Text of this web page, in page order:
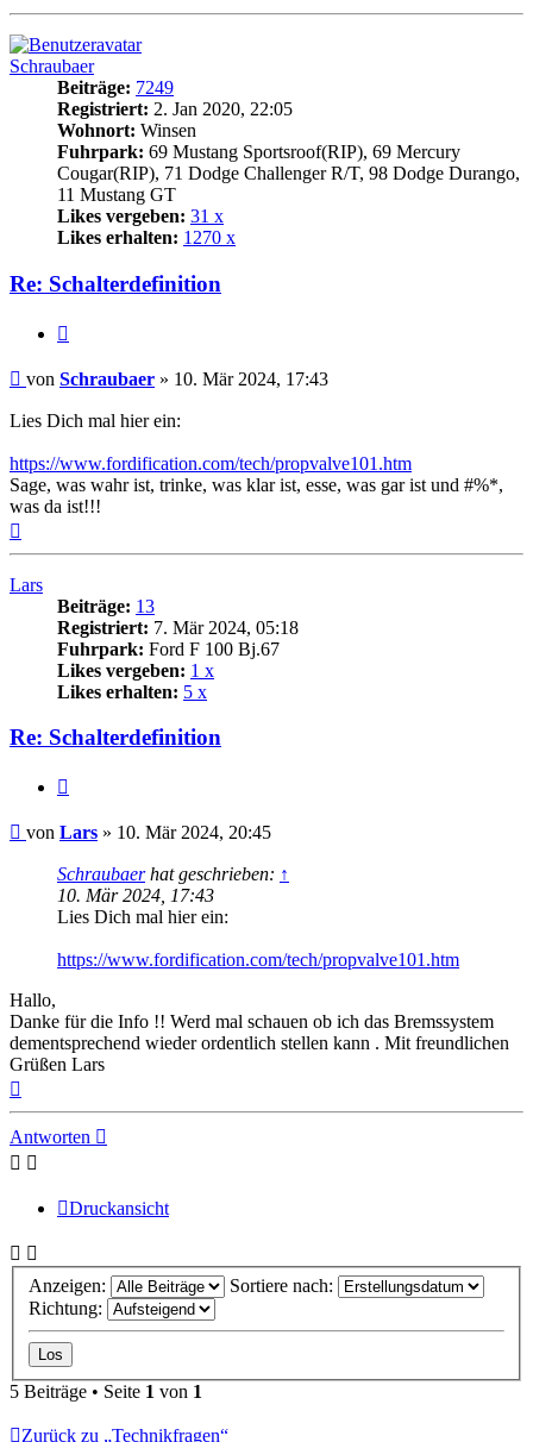
Schraubaer
Beiträge: 7249
Registriert: 2. Jan 2020, 22:05
Wohnort: Winsen
Fuhrpark: 69 Mustang Sportsroof(RIP), 69 Mercury
Cougar(RIP), 71 Dodge Challenger R/T, 98 Dodge Durango,
11 Mustang GT
Likes vergeben: 31 x
Likes erhalten: 1270 x
Re: Schalterdefinition
Beitrag
von Schraubaer » 10. Mär 2024, 17:43
Lies Dich mal hier ein:
https://www.fordification.com/tech/propvalve101.htm
Sage, was wahr ist, trinke, was klar ist, esse, was gar ist und #%*,
was da ist!!!
Lars
Beiträge: 13
Registriert: 7. Mär 2024, 05:18
Fuhrpark: Ford F 100 Bj.67
Likes vergeben: 1 x
Likes erhalten: 5 x
Re: Schalterdefinition
Beitrag
von Lars » 10. Mär 2024, 20:45
Schraubaerhat geschrieben: ↑
10. Mär 2024, 17:43
Lies Dich mal hier ein:
https://www.fordification.com/tech/propvalve101.htm
Hallo,
Danke für die Info !! Werd mal schauen ob ich das Bremssystem
dementsprechend wieder ordentlich stellen kann . Mit freundlichen
Grüßen Lars
Antworten
Druckansicht
Anzeigen:
Sortiere nach:
Richtung:
5 Beiträge • Seite 1 von 1
Zurück zu „Technikfragen“